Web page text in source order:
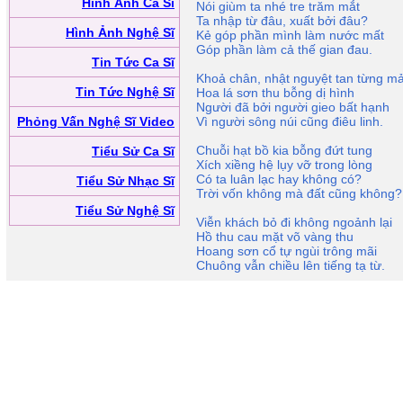
Hình Ảnh Nghệ Sĩ
Tin Tức Ca Sĩ
Tin Tức Nghệ Sĩ
Phỏng Vấn Nghệ Sĩ Video
Tiểu Sử Ca Sĩ
Tiểu Sử Nhạc Sĩ
Tiểu Sử Nghệ Sĩ
Nói giùm ta nhé tre trăm mắt
Ta nhập từ đâu, xuất bởi đâu?
Kẻ góp phần mình làm nước mất
Góp phần làm cả thế gian đau.
Khoả chân, nhật nguyệt tan từng
Hoa lá sơn thu bỗng dị hình
Người đã bởi người gieo bất hạnh
Vì người sông núi cũng điêu linh.
Chuỗi hạt bồ kia bỗng đứt tung
Xích xiềng hệ lụy vỡ trong lòng
Có ta luân lạc hay không có?
Trời vốn không mà đất cũng không?
Viễn khách bỏ đi không ngoảnh lại
Hồ thu cau mặt võ vàng thu
Hoang sơn cổ tự ngùi trông mãi
Chuông vẫn chiều lên tiếng tạ từ.